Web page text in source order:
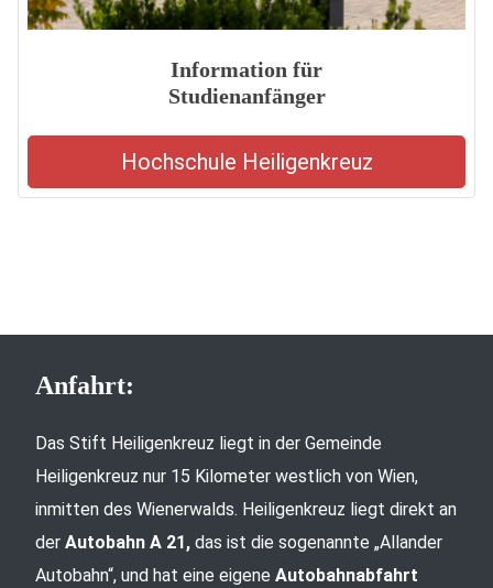
Information für
Studienanfänger
Hochschule Heiligenkreuz
Anfahrt:
Das Stift Heiligenkreuz liegt in der Gemeinde
Heiligenkreuz nur 15 Kilometer westlich von Wien,
inmitten des Wienerwalds. Heiligenkreuz liegt direkt an
der Autobahn A 21, das ist die sogenannte „Allander
Autobahn“, und hat eine eigene Autobahnabfahrt